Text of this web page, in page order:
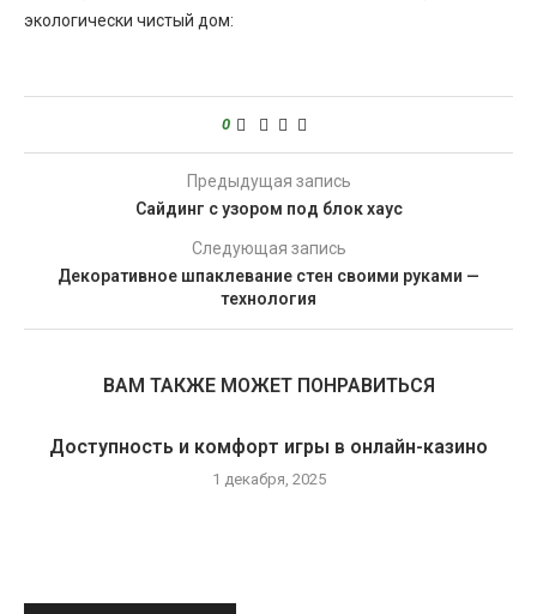
экологически чистый дом:
0
Предыдущая запись
Сайдинг с узором под блок хаус
Следующая запись
Декоративное шпаклевание стен своими руками —
технология
ВАМ ТАКЖЕ МОЖЕТ ПОНРАВИТЬСЯ
Доступность и комфорт игры в онлайн-казино
1 декабря, 2025